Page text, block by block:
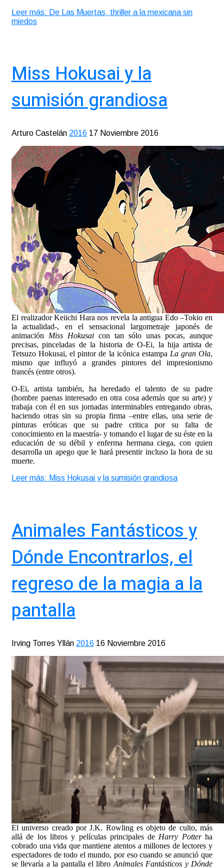
Leer más: De Las Muertas, thriller a la mexicana sin
miedos
Miss Hokusai y la
sumisión grandiosa
Arturo Castelán 2016 17 Noviembre 2016
El realizador Keiichi Hara nos revela la antigua Edo –Tokio en
la actualidad-, en el sensacional largometraje japonés de
animación Miss Hokusai con tan sólo unas pocas, aunque
precisas, pinceladas de la historia de O-Ei, la hija artista de
Tetsuzo Hokusai, el pintor de la icónica estampa La gran Ola,
mismo que influyó a grandes pintores del impresionismo
francés (entre otros).
O-Ei, artista también, ha heredado el talento de su padre
(hombre paenas interesado en otra cosa además que su arte) y
trabaja con él en sus jornadas interminables entregando obras,
haciendo otras sin su propia firma –entre ellas, una serie de
pinturas eróticas que su padre critica por su falta de
conocimiento en la maestría- y tomando el lugar de su éste en la
educación de su débil y enferma hermana ciega, con quien
desarrolla un apego que le hará presentir incluso la hora de su
muerte.
Leer más: Miss Hokusai y la sumisión grandiosa
Animales Fantásticos y
Dónde Encontrarlos, el
regreso de la magia a la
pantalla
Irving Torres Yllán 2016 16 Noviembre 2016
El universo creado por J.K. Rowling es objeto de culto, más
allá de los libros y películas principales de Harry Potterha
cobrado una vida que mantiene atentos a millones de lectores y
espectadores de todo el mundo, por eso cuando se anunció que
se llevaría a la pantalla el libro Animales Fantásticos y Dónde